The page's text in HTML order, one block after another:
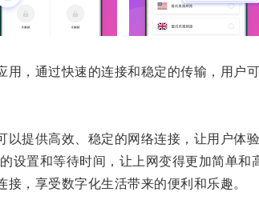
通过快速的连接和稳定的传输，用户可
供高效、稳定的网络连接，让用户体验
置和等待时间，让上网变得更加简单和
享受数字化生活带来的便利和乐趣。